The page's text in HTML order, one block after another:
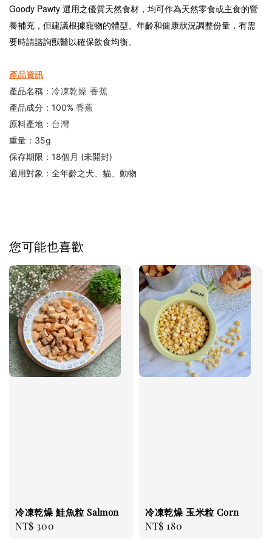
Goody Pawty 選用之優質天然食材，均可作為天然零食或主食的營
養補充，但建議根據寵物的體型、年齡和健康狀況調整份量，有需
要時請諮詢獸醫以確保飲食均衡。
產品資訊
產品名稱： 冷凍乾燥 香蕉
產品成分：100% 香蕉
原料產地： 台灣
重量：35g
保存期限：18個月 (未開封)
適用對象：全年齡之犬、貓、動物
您可能也喜歡
冷凍乾燥 鮭魚粒 Salmon
Regular
NT$ 300
冷凍乾燥 玉米粒 Corn
Regular
NT$ 180